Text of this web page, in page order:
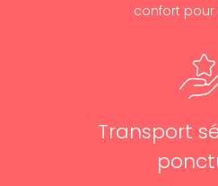
confort pour
Transport